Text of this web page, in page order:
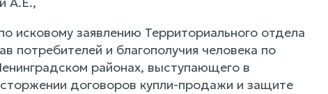
исковому заявлению Территориального отдела
и благополучия человека по
районах, выступающего в
договоров купли-продажи и защите